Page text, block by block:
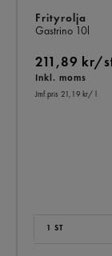
Frityrolja
Gastrino 10l
211,89 kr/
Inkl. moms
Jmf.pris 21,19 kr/ l
1 ST